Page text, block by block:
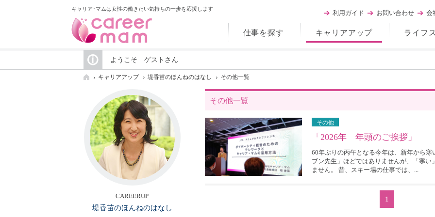
キャリア･マムは女性の働きたい気持ちの一歩を応援します
仕事を探す キャリアアップ ライフ
利用ガイド お問い合わせ 会
ようこそ ゲストさん
キャリアアップ 堤香苗のほんねのはなし その他一覧
その他一覧
その他
「2026年 年頭のご挨拶」
60年ぶりの丙午となる今年は、新年から
ブン先生」ほどではありませんが、「寒
ません。 昔、スキー場の仕事では、...
1
CAREERUP
堤香苗のほんねのはなし